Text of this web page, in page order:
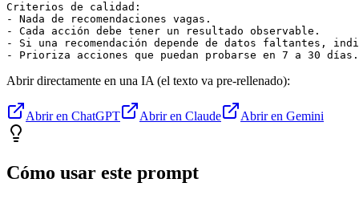
Criterios de calidad:
- Nada de recomendaciones vagas.
- Cada acción debe tener un resultado observable.
- Si una recomendación depende de datos faltantes,
- Prioriza acciones que puedan probarse en 7 a 30 días.
Abrir directamente en una IA (el texto va pre-rellenado):
Abrir en ChatGPT Abrir en Claude Abrir en Gemini
Cómo usar este prompt